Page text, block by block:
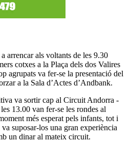
arrencar als voltants de les 9.30
cotxes a la Plaça dels dos Valires
agrupats va fer-se la presentació del
a la Sala d’Actes d’Andbank.
va sortir cap al Circuit Andorra -
13.00 van fer-se les rondes al
més esperat pels infants, tot i
suposar-los una gran experiència
un dinar al mateix circuit.